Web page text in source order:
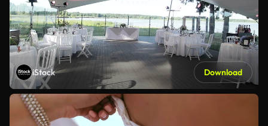
iStock Download